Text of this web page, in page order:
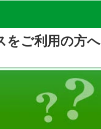
をご利用の方へ